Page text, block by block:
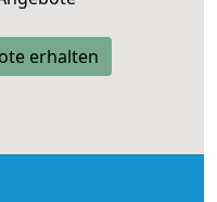
erhalten